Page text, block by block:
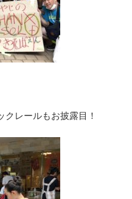
レールもお披露目！